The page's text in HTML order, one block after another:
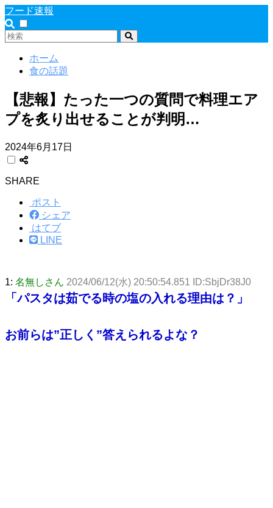
フード速報
ホーム
食の話題
【悲報】たった一つの質問で料理エア
プを炙り出せることが判明…
2024年6月17日
SHARE
ポスト
シェア
はてブ
LINE
1: 名無しさん 2024/06/12(水) 20:50:54.851 ID:SbjDr38J0
「パスタは茹でる時の塩の入れる理由は？」
お前らは”正しく”答えられるよな？